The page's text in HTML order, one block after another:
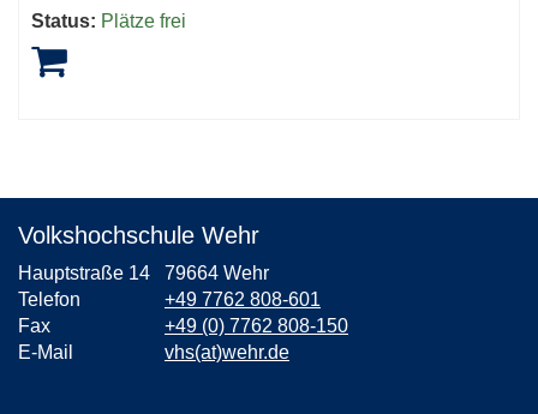
Status: Plätze frei
Volkshochschule Wehr
Hauptstraße 14 79664 Wehr
Telefon
+49 7762 808-601
Fax
+49 (0) 7762 808-150
E-Mail
vhs(at)wehr.de